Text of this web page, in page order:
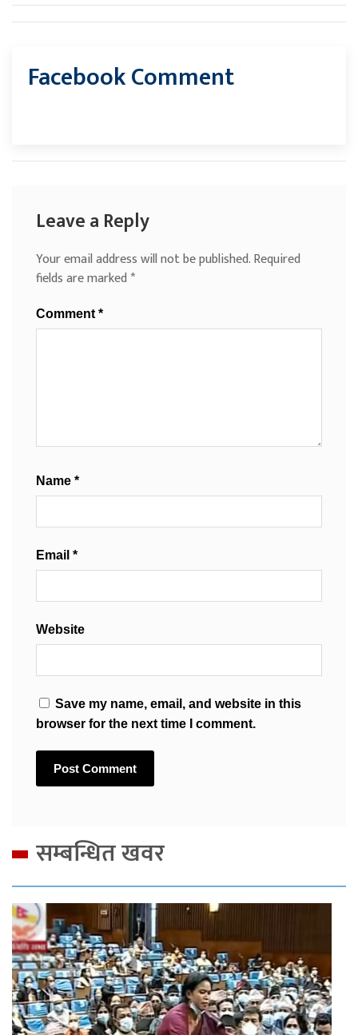
Facebook Comment
Leave a Reply
Your email address will not be published.Required
fields are marked*
Comment *
Name *
Email *
Website
Save my name, email, and website in this
browser for the next time I comment.
सम्बन्धित खवर